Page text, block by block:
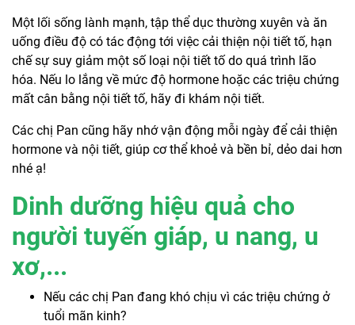
Một lối sống lành mạnh, tập thể dục thường xuyên và ăn
uống điều độ có tác động tới việc cải thiện nội tiết tố, hạn
chế sự suy giảm một số loại nội tiết tố do quá trình lão
hóa. Nếu lo lắng về mức độ hormone hoặc các triệu chứng
mất cân bằng nội tiết tố, hãy đi khám nội tiết.
Các chị Pan cũng hãy nhớ vận động mỗi ngày để cải thiện
hormone và nội tiết, giúp cơ thể khoẻ và bền bỉ, dẻo dai hơn
nhé ạ!
Dinh dưỡng hiệu quả cho
người tuyến giáp, u nang, u
xơ,...
Nếu các chị Pan đang khó chịu vì các triệu chứng ở
tuổi mãn kinh?